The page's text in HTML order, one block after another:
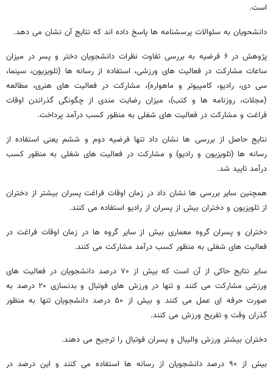
است.
دانشحویان به سئوالات پرسشنامه ها پاسخ داده اند که نتایج آن نشان می دهد.
پژوهش در ۶ فرضیه به بررسی تفاوت نظرات دانشجویان دختر و پسر در میزان
ساعات مشارکت در فعالیت های ورزشی، استفاده از رسانه ها (تلویزیون، سینما،
سی دی، رادیو، کامپیوتر و ماهواره)، مشارکت در فعالیت های هنری، مطالعه
(مجلات، روزنامه ها و کتب)، میزان رضایت مندی از چگونگی گذراندن اوقات
فراغت و مشارکت در فعالیت های شغلی به منظور کسب درآمد پرداخت.
نتایج حاصل از بررسی ها نشان داد تنها فرضیه دوم و ششم یعنی استفاده از
رسانه ها (تلویزیون و رادیو) و مشارکت در فعالیت های شغلی به منظور کسب
درآمد تایید شد.
همچنین سایر بررسی ها نشان داد در زمان اوقات فراغت پسران بیشتر از دختران
از تلویزیون و دختران بیش از پسران از رادیو استفاده می کنند.
دختران و پسران گروه معماری بیش از سایر گروه ها در زمان اوقات فراغت در
فعالیت های شغلی به منظور کسب درآمد مشارکت می کنند.
سایر نتایج حاکی از آن است که بیش از ۷۰ درصد دانشجویان در فعالیت های
ورزشی مشارکت می کنند و تنها در ورزش های فوتبال و بدنسازی ۲۰ درصد به
صورت حرفه ای عمل می کنند و بیش از ۵۰ درصد دانشجویان تنها به منظور
گذران وقت و تفریح ورزش می کنند.
دختران بیشتر ورزش والیبال و پسران فوتبال را ترجیح می دهند.
بیش از ۹۰ درصد دانشجویان از رسانه ها استفاده می کنند و این درصد در